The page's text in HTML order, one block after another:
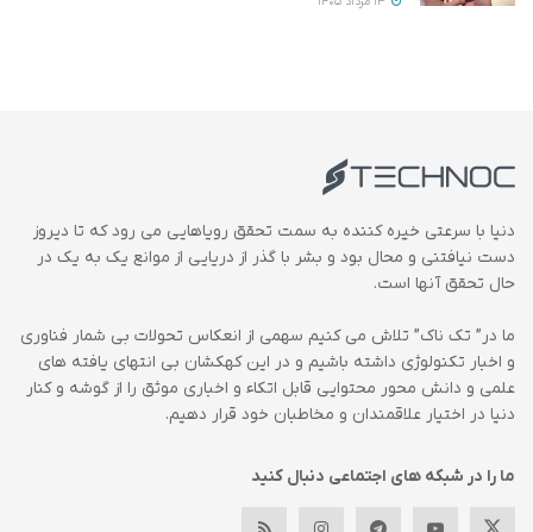
دنیا با سرعتی خیره کننده به سمت تحقق رویاهایی می رود که تا دیروز
دست نیافتنی و محال بود و بشر با گذر از دریایی از موانع یک به یک در
حال تحقق آنها است.
ما در” تک ناک” تلاش می کنیم سهمی از انعکاس تحولات بی شمار فناوری
و اخبار تکنولوژی داشته باشیم و در این کهکشان بی انتهای یافته های
علمی و دانش محور محتوایی قابل اتکاء و اخباری موثق را از گوشه و کنار
دنیا در اختیار علاقمندان و مخاطبان خود قرار دهیم.
ما را در شبکه های اجتماعی دنبال کنید